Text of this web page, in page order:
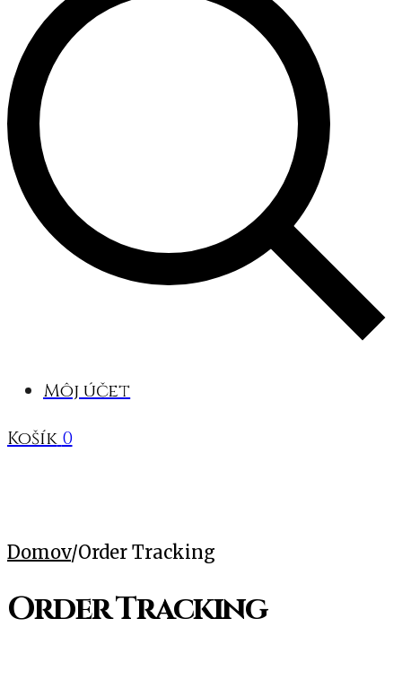
Môj účet
Košík 0
Domov/Order Tracking
Order Tracking